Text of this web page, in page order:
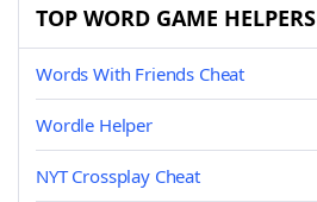
TOP WORD GAME HELPERS
Words With Friends Cheat
Wordle Helper
NYT Crossplay Cheat